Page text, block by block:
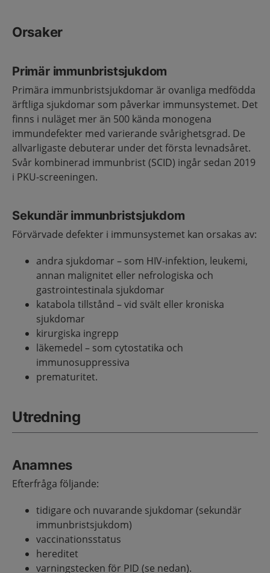
Orsaker
Primär immunbristsjukdom
Primära immunbristsjukdomar är ovanliga medfödda
ärftliga sjukdomar som påverkar immunsystemet. Det
finns i nuläget mer än 500 kända monogena
immundefekter med varierande svårighetsgrad. De
allvarligaste debuterar under det första levnadsåret.
Svår kombinerad immunbrist (SCID) ingår sedan 2019
i PKU-screeningen.
Sekundär immunbristsjukdom
Förvärvade defekter i immunsystemet kan orsakas av:
andra sjukdomar – som HIV-infektion, leukemi,
annan malignitet eller nefrologiska och
gastrointestinala sjukdomar
katabola tillstånd – vid svält eller kroniska
sjukdomar
kirurgiska ingrepp
läkemedel – som cytostatika och
immunosuppressiva
prematuritet.
Utredning
Anamnes
Efterfråga följande:
tidigare och nuvarande sjukdomar (sekundär
immunbristsjukdom)
vaccinationsstatus
hereditet
varningstecken för PID (se nedan).